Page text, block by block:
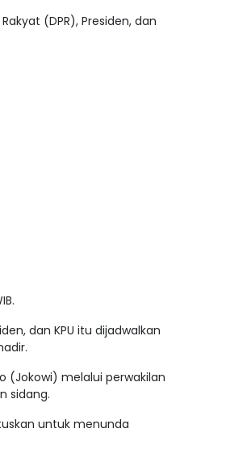
(DPR), Presiden, dan
dan KPU itu dijadwalkan
(Jokowi) melalui perwakilan
sidang.
untuk menunda